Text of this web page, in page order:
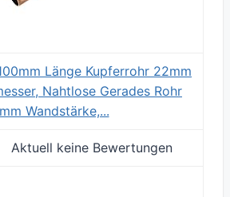
Länge Kupferrohr 22mm
Nahtlose Gerades Rohr
Wandstärke,...
Aktuell keine Bewertungen